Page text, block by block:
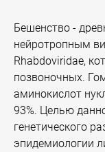
Бешенство -
нейротропным
Rhabdoviridae,
позвоночных.
аминокислот
93%. Целью
генетического
эпидемиологии